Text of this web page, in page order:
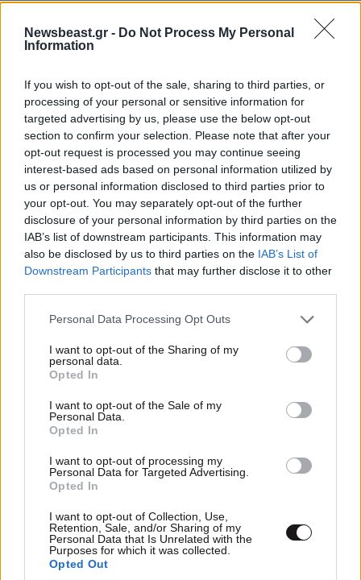
Newsbeast.gr - Do Not Process My Personal
Information
If you wish to opt-out of the sale, sharing to third parties, or
processing of your personal or sensitive information for
targeted advertising by us, please use the below opt-out
section to confirm your selection. Please note that after your
opt-out request is processed you may continue seeing
interest-based ads based on personal information utilized by
us or personal information disclosed to third parties prior to
your opt-out. You may separately opt-out of the further
disclosure of your personal information by third parties on the
IAB’s list of downstream participants. This information may
also be disclosed by us to third parties on the IAB’s List of
Downstream Participants that may further disclose it to other
Please note that this website/app uses one or more Google
not limited to your visit or usage behaviour. You may click to
grant or deny consent to Google and its third-party tags to
use your data for below specified purposes in below Google
consent section.
Personal Data Processing Opt Outs
I want to opt-out of the Sharing of my
personal data.
Opted In
I want to opt-out of the Sale of my
Personal Data.
Opted In
I want to opt-out of processing my
Personal Data for Targeted Advertising.
Opted In
I want to opt-out of Collection, Use,
Retention, Sale, and/or Sharing of my
Personal Data that Is Unrelated with the
Purposes for which it was collected.
Opted Out
LIFESTYLE08·08·2026 19:12
Εριέττα Κούρκουλου – Τα 33α γενέθλια και τα
φιλιά με τον Βύρωνα Βασιλειάδη: «Καμία στιγμή